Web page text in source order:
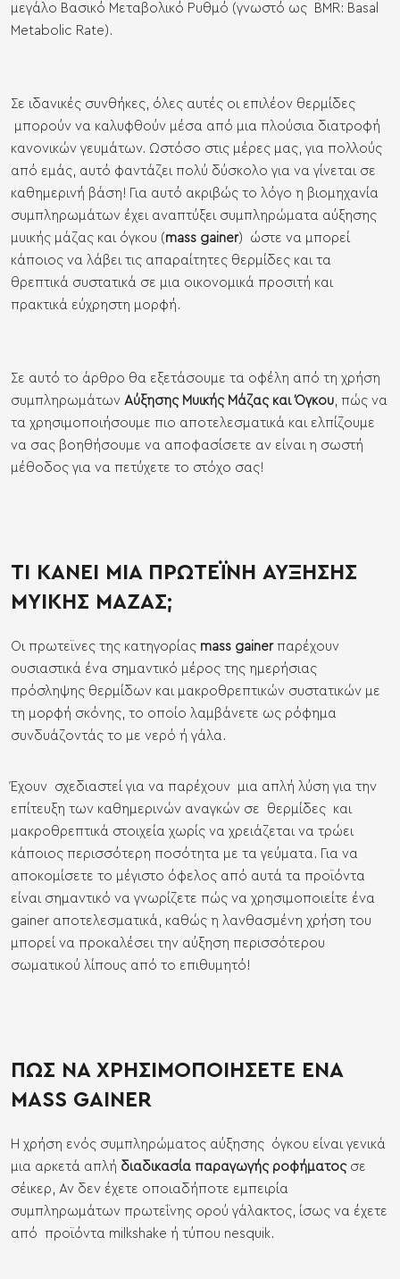
μεγάλο Βασικό Μεταβολικό Ρυθμό (γνωστό ως BMR: Basal
Metabolic Rate).
Σε ιδανικές συνθήκες, όλες αυτές οι επιλέον θερμίδες
μπορούν να καλυφθούν μέσα από μια πλούσια διατροφή
κανονικών γευμάτων. Ωστόσο στις μέρες μας, για πολλούς
από εμάς, αυτό φαντάζει πολύ δύσκολο για να γίνεται σε
καθημερινή βάση! Για αυτό ακριβώς το λόγο η βιομηχανία
συμπληρωμάτων έχει αναπτύξει συμπληρώματα αύξησης
μυικής μάζας και όγκου ( mass gainer) ώστε να μπορεί
κάποιος να λάβει τις απαραίτητες θερμίδες και τα
θρεπτικά συστατικά σε μια οικονομικά προσιτή και
πρακτικά εύχρηστη μορφή.
Σε αυτό το άρθρο θα εξετάσουμε τα οφέλη από τη χρήση
συμπληρωμάτων Αύξησης Μυικής Μάζας και Όγκου , πώς να
τα χρησιμοποιήσουμε πιο αποτελεσματικά και ελπίζουμε
να σας βοηθήσουμε να αποφασίσετε αν είναι η σωστή
μέθοδος για να πετύχετε το στόχο σας!
ΤΙ ΚΑΝΕΙ ΜΙΑ ΠΡΩΤΕΪΝΗ ΑΥΞΗΣΗΣ
ΜΥΙΚΗΣ ΜΑΖΑΣ;
Οι πρωτεϊνες της κατηγορίας mass gainerπαρέχουν
ουσιαστικά ένα σημαντικό μέρος της ημερήσιας
πρόσληψης θερμίδων και μακροθρεπτικών συστατικών με
τη μορφή σκόνης, το οποίο λαμβάνετε ως ρόφημα
συνδυάζοντάς το με νερό ή γάλα.
Έχουν σχεδιαστεί για να παρέχουν μια απλή λύση για την
επίτευξη των καθημερινών αναγκών σε θερμίδες και
μακροθρεπτικά στοιχεία χωρίς να χρειάζεται να τρώει
κάποιος περισσότερη ποσότητα με τα γεύματα. Για να
αποκομίσετε το μέγιστο όφελος από αυτά τα προϊόντα
είναι σημαντικό να γνωρίζετε πώς να χρησιμοποιείτε ένα
gainer αποτελεσματικά, καθώς η λανθασμένη χρήση του
μπορεί να προκαλέσει την αύξηση περισσότερου
σωματικού λίπους από το επιθυμητό!
ΠΩΣ ΝΑ ΧΡΗΣΙΜΟΠΟΙΗΣΕΤΕ ΕΝΑ
MASS GAINER
H χρήση ενός συμπληρώματος αύξησης όγκου είναι γενικά
μια αρκετά απλή διαδικασία παραγωγής ροφήματοςσε
σέικερ, Αν δεν έχετε οποιαδήποτε εμπειρία
συμπληρωμάτων πρωτεΐνης ορού γάλακτος, ίσως να έχετε
από προϊόντα milkshake ή τύπου nesquik.